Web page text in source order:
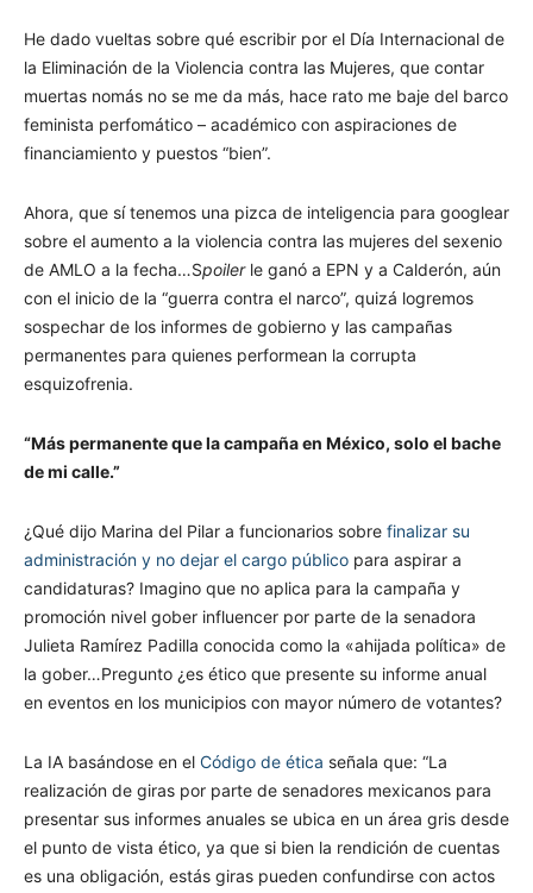
He dado vueltas sobre qué escribir por el Día Internacional de
la Eliminación de la Violencia contra las Mujeres, que contar
muertas nomás no se me da más, hace rato me baje del barco
feminista perfomático – académico con aspiraciones de
financiamiento y puestos “bien”.
Ahora, que sí tenemos una pizca de inteligencia para googlear
sobre el aumento a la violencia contra las mujeres del sexenio
de AMLO a la fecha…Spoilerle ganó a EPN y a Calderón, aún
con el inicio de la “guerra contra el narco”, quizá logremos
sospechar de los informes de gobierno y las campañas
permanentes para quienes performean la corrupta
esquizofrenia.
“Más permanente que la campaña en México, solo el bache
de mi calle.”
¿Qué dijo Marina del Pilar a funcionarios sobre finalizar su
administración y no dejar el cargo público para aspirar a
candidaturas? Imagino que no aplica para la campaña y
promoción nivel gober influencer por parte de la senadora
Julieta Ramírez Padilla conocida como la «ahijada política» de
la gober…Pregunto ¿es ético que presente su informe anual
en eventos en los municipios con mayor número de votantes?
La IA basándose en el Código de ética señala que: “La
realización de giras por parte de senadores mexicanos para
presentar sus informes anuales se ubica en un área gris desde
el punto de vista ético, ya que si bien la rendición de cuentas
es una obligación, estás giras pueden confundirse con actos